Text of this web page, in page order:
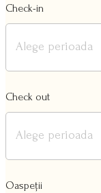
Check-in
Check out
Oaspeții